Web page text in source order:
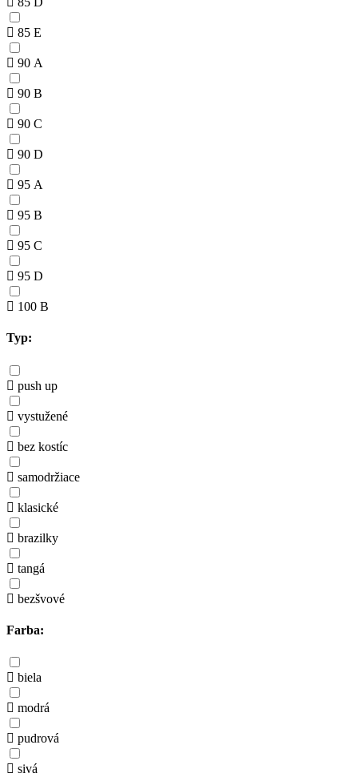
85 E
90 A
90 B
90 C
90 D
95 A
95 B
95 C
95 D
100 B
Typ:
push up
vystužené
bez kostíc
samodržiace
klasické
brazilky
tangá
bezšvové
Farba:
biela
modrá
pudrová
sivá